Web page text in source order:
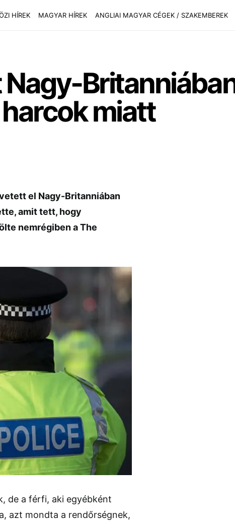
HÍREK MAGYAR HÍREK ANGLIAI MAGYAR CÉGEK / SZAKEMBEREK
miatt
el Nagy-Britanniában
amit tett, hogy
nemrégiben a The
de a férfi, aki egyébként
azt mondta a rendőrségnek,